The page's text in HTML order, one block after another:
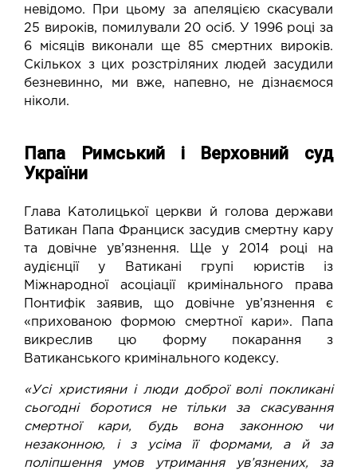
невідомо. При цьому за апеляцією скасували
25 вироків, помилували 20 осіб. У 1996 році за
6 місяців виконали ще 85 смертних вироків.
Скількох з цих розстріляних людей засудили
безневинно, ми вже, напевно, не дізнаємося
ніколи.
Папа Римський і Верховний суд
України
Глава Католицької церкви й голова держави
Ватикан Папа Франциск засудив смертну кару
та довічне ув’язнення. Ще у 2014 році на
аудієнції у Ватикані групі юристів із
Міжнародної асоціації кримінального права
Понтифік заявив, що довічне ув’язнення є
«прихованою формою смертної кари». Папа
викреслив цю форму покарання з
Ватиканського кримінального кодексу.
«Усі християни і люди доброї волі покликані
сьогодні боротися не тільки за скасування
смертної кари, будь вона законною чи
незаконною, і з усіма її формами, а й за
поліпшення умов утримання ув’язнених, за